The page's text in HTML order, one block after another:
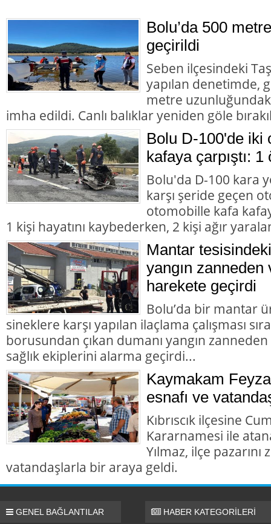
Bolu’da 500
geçirildi
Seben ilçesindeki
yapılan denetimde,
metre
imha edildi. Canlı balıklar yeniden göle
Bolu D-100'de iki
kafaya çarpıştı: 1
Bolu'da D-100 kara
karşı şeride geçen
otomobille kafa
1 kişi hayatını kaybederken, 2 kişi ağır
Mantar
yangın
harekete geçirdi
Bolu’da bir mantar
sineklere karşı yapılan ilaçlama çalışması
borusundan çıkan dumanı yangın
sağlık ekiplerini alarma geçirdi...
Kaymakam
esnafı ve
Kıbrıscık ilçesine
Kararnamesi ile
Yılmaz, ilçe
vatandaşlarla bir araya geldi.
GENEL BAĞLANTILAR HABER KATEGORİLERİ